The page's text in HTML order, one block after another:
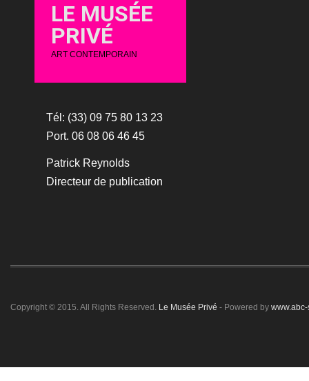
LE MUSÉE
PRIVÉ
ART CONTEMPORAIN
Tél: (33) 09 75 80 13 23
Port. 06 08 06 46 45
Patrick Reynolds
Directeur de publication
Copyright © 2015. All Rights Reserved. Le Musée Privé - Powered by